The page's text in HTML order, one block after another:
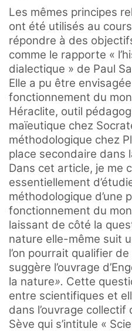
Les mêmes principes
ont été utilisés au
répondre à des
comme le rapporte «
dialectique » de Paul
Elle a pu être
fonctionnement du
Héraclite, outil
maïeutique chez
méthodologique chez
place secondaire dans
Dans cet article, je me
essentiellement
méthodologique d’une
fonctionnement du
laissant de côté la
nature elle-même suit
l’on pourrait qualifier
suggère l’ouvrage
la nature». Cette
entre scientifiques et
dans l’ouvrage
Sève qui s’intitule «